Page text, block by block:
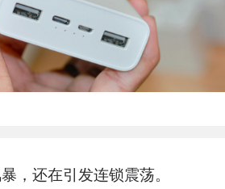
，还在引发连锁震荡。